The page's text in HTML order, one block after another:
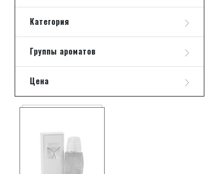
Категория
Группы ароматов
Цена